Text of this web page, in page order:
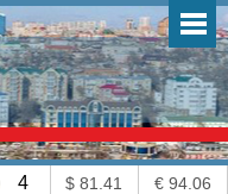
4 $ 81.41 € 94.06